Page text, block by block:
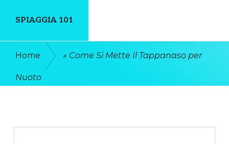
main
content
primary
sidebar
SPIAGGIA 101
Dove
Home » Come Si Mette Il Tappanaso per
Nuoto